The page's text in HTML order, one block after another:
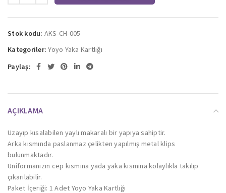
Stok kodu: AKS-CH-005
Kategoriler: Yoyo Yaka Kartlığı
Paylaş:
AÇIKLAMA
Uzayıp kısalabilen yaylı makaralı bir yapıya sahiptir.
Arka kısmında paslanmaz çelikten yapılmış metal klips
bulunmaktadır.
Üniformanızın cep kısmına yada yaka kısmına kolaylıkla takılıp
çıkarılabilir.
Paket İçeriği: 1 Adet Yoyo Yaka Kartlığı